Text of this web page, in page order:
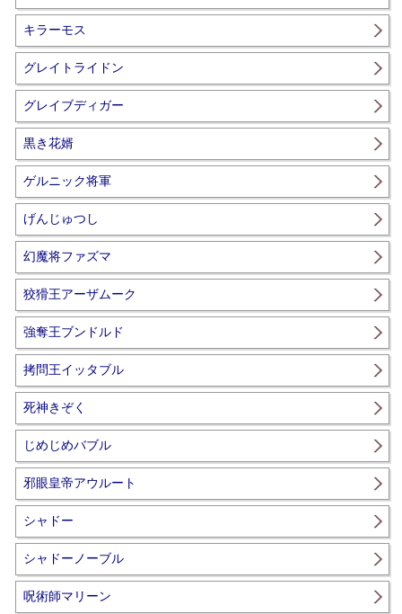
キラーモス
グレイトライドン
グレイブディガー
黒き花婿
ゲルニック将軍
げんじゅつし
幻魔将ファズマ
狡猾王アーザムーク
強奪王ブンドルド
拷問王イッタブル
死神きぞく
じめじめバブル
邪眼皇帝アウルート
シャドー
シャドーノーブル
呪術師マリーン